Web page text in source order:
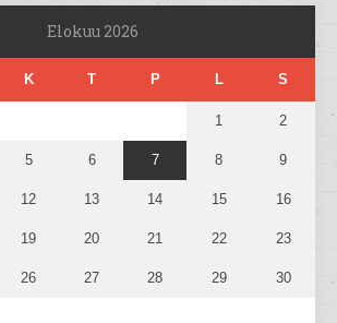
Elokuu 2026
K T P L S
1 2
5 6 7 8 9
12 13 14 15 16
19 20 21 22 23
26 27 28 29 30